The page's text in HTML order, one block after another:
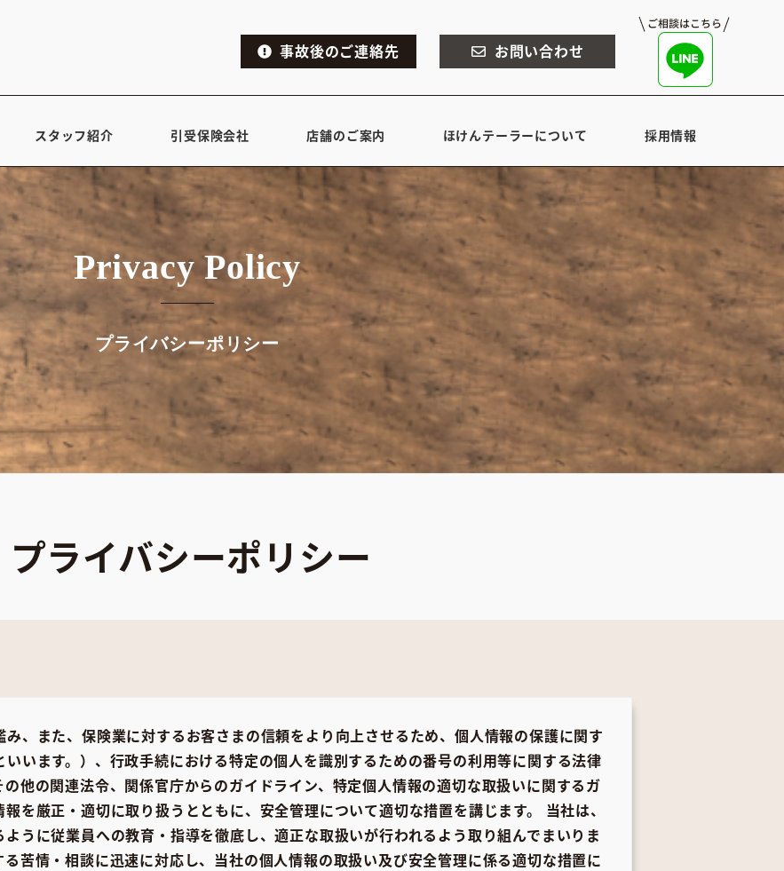
事故後のご連絡先 お問い合わせ
スタッフ紹介 引受保険会社 店舗のご案内 ほけんテーラーについて 採用情報
Privacy Policy
プライバシーポリシー
プライバシーポリシー
、また、保険業に対するお客さまの信頼をより向上させるため、個人情報の保護に関す
います。）、行政手続における特定の個人を識別するための番号の利用等に関する法律
の他の関連法令、関係官庁からのガイドライン、特定個人情報の適切な取扱いに関するガ
を厳正・適切に取り扱うとともに、安全管理について適切な措置を講じます。 当社は、
うに従業員への教育・指導を徹底し、適正な取扱いが行われるよう取り組んでまいりま
苦情・相談に迅速に対応し、当社の個人情報の取扱い及び安全管理に係る適切な措置に